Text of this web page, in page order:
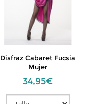
Disfraz Cabaret Fucsia
Mujer
34,95€